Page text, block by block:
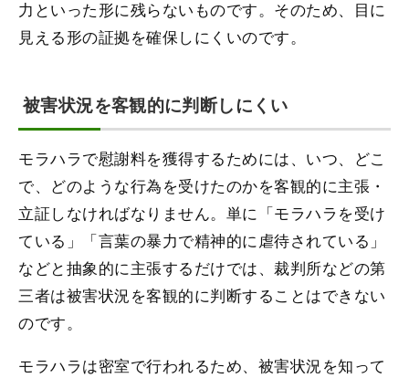
力といった形に残らないものです。そのため、目に
見える形の証拠を確保しにくいのです。
被害状況を客観的に判断しにくい
モラハラで慰謝料を獲得するためには、いつ、どこ
で、どのような行為を受けたのかを客観的に主張・
立証しなければなりません。単に「モラハラを受け
ている」「言葉の暴力で精神的に虐待されている」
などと抽象的に主張するだけでは、裁判所などの第
三者は被害状況を客観的に判断することはできない
のです。
モラハラは密室で行われるため、被害状況を知って